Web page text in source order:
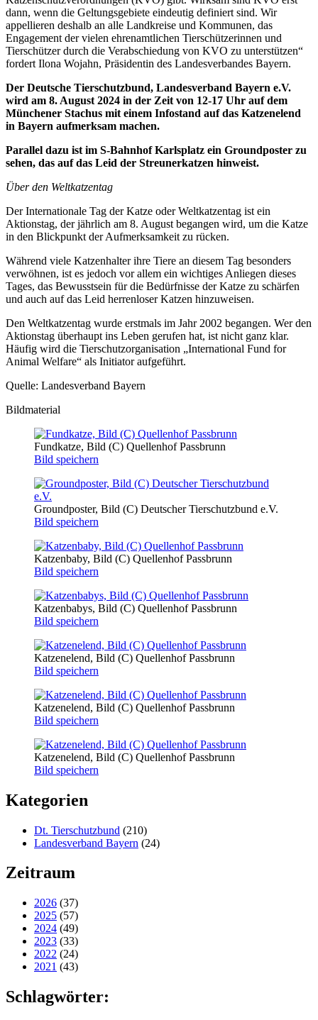
dann, wenn die Geltungsgebiete eindeutig definiert sind. Wir
appellieren deshalb an alle Landkreise und Kommunen, das
Engagement der vielen ehrenamtlichen Tierschützerinnen und
Tierschützer durch die Verabschiedung von KVO zu unterstützen“
fordert Ilona Wojahn, Präsidentin des Landesverbandes Bayern.
Der Deutsche Tierschutzbund, Landesverband Bayern e.V.
wird am 8. August 2024 in der Zeit von 12-17 Uhr auf dem
Münchener Stachus mit einem Infostand auf das Katzenelend
in Bayern aufmerksam machen.
Parallel dazu ist im S-Bahnhof Karlsplatz ein Groundposter zu
sehen, das auf das Leid der Streunerkatzen hinweist.
Über den Weltkatzentag
Der Internationale Tag der Katze oder Weltkatzentag ist ein
Aktionstag, der jährlich am 8. August begangen wird, um die Katze
in den Blickpunkt der Aufmerksamkeit zu rücken.
Während viele Katzenhalter ihre Tiere an diesem Tag besonders
verwöhnen, ist es jedoch vor allem ein wichtiges Anliegen dieses
Tages, das Bewusstsein für die Bedürfnisse der Katze zu schärfen
und auch auf das Leid herrenloser Katzen hinzuweisen.
Den Weltkatzentag wurde erstmals im Jahr 2002 begangen. Wer den
Aktionstag überhaupt ins Leben gerufen hat, ist nicht ganz klar.
Häufig wird die Tierschutzorganisation „International Fund for
Animal Welfare“ als Initiator aufgeführt.
Quelle: Landesverband Bayern
Bildmaterial
Fundkatze, Bild (C) Quellenhof Passbrunn
Bild speichern
Groundposter, Bild (C) Deutscher Tierschutzbund e.V.
Bild speichern
Katzenbaby, Bild (C) Quellenhof Passbrunn
Bild speichern
Katzenbabys, Bild (C) Quellenhof Passbrunn
Bild speichern
Katzenelend, Bild (C) Quellenhof Passbrunn
Bild speichern
Katzenelend, Bild (C) Quellenhof Passbrunn
Bild speichern
Katzenelend, Bild (C) Quellenhof Passbrunn
Bild speichern
Kategorien
Dt. Tierschutzbund (210)
Landesverband Bayern (24)
Zeitraum
2026 (37)
2025 (57)
2024 (49)
2023 (33)
2022 (24)
2021 (43)
Schlagwörter: